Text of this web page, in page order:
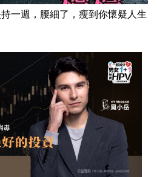
一週，腰細了，瘦到你懷疑人生